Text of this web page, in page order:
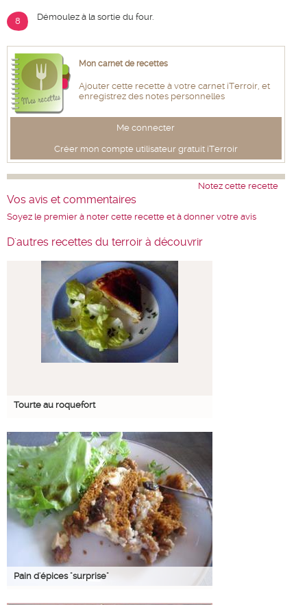
8 Démoulez à la sortie du four.
Mon carnet de recettes
Ajouter cette recette à votre carnet iTerroir, et
enregistrez des notes personnelles
Me connecter
Créer mon compte utilisateur gratuit iTerroir
Notez cette recette
Vos avis et commentaires
Soyez le premier à noter cette recette et à donner votre avis
D'autres recettes du terroir à découvrir
Tourte au roquefort
Pain d'épices "surprise"